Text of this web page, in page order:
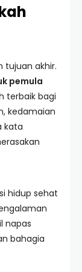
tujuan akhir.
pemula
terbaik bagi
kedamaian
kata
hidup sehat
napas
bahagia